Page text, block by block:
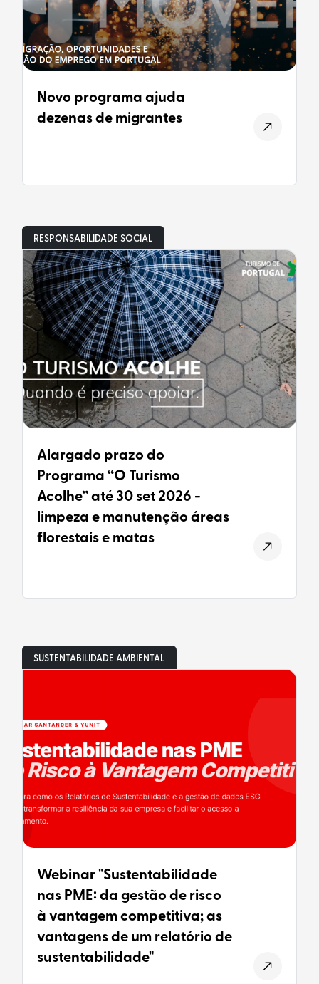
Novo programa ajuda
dezenas de migrantes
RESPONSABILIDADE SOCIAL
Alargado prazo do
Programa “O Turismo
Acolhe” até 30 set 2026 -
limpeza e manutenção áreas
florestais e matas
SUSTENTABILIDADE AMBIENTAL
Webinar "Sustentabilidade
nas PME: da gestão de risco
à vantagem competitiva; as
vantagens de um relatório de
sustentabilidade"